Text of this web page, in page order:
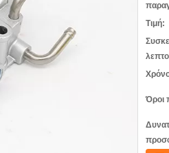
Τιμή:
Όροι